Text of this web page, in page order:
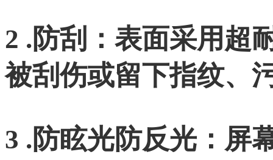
2 .防刮：表面采用超
被刮伤或留下指纹、
3 .防眩光防反光：屏